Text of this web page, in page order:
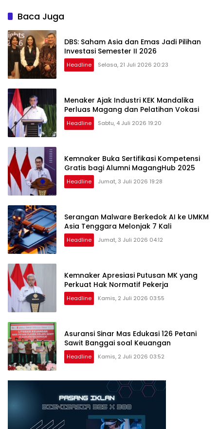
Baca Juga
DBS: Saham Asia dan Emas Jadi Pilihan
Investasi Semester II 2026
Headline Selasa, 21 Juli 2026 20:23
Menaker Ajak Industri KEK Mandalika
Perluas Magang dan Pelatihan Vokasi
Headline Sabtu, 4 Juli 2026 19:20
Kemnaker Buka Sertifikasi Kompetensi
Gratis bagi Alumni MagangHub 2025
Headline Jumat, 3 Juli 2026 19:28
Serangan Malware Berkedok AI ke UMKM
Asia Tenggara Melonjak 7 Kali
Headline Jumat, 3 Juli 2026 04:12
Kemnaker Apresiasi Putusan MK yang
Perkuat Hak Normatif Pekerja
Headline Kamis, 2 Juli 2026 03:55
Asuransi Sinar Mas Edukasi 126 Petani
Sawit Banggai soal Keuangan
Headline Kamis, 2 Juli 2026 03:52